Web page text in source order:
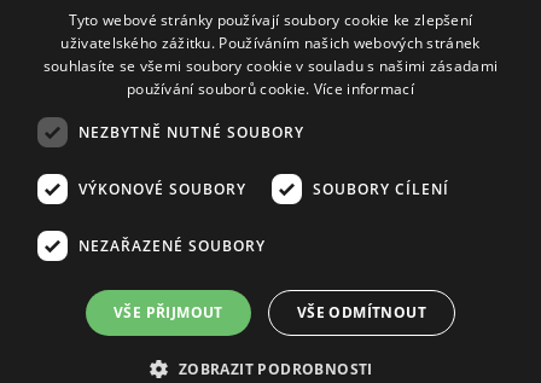
Kříženeckého nám. 322
152 00 Praha 5
IČ 416 93 311
© 2008–2026 EMPRESA MEDIA, a.s. Všechna práva vyhrazena.
Zásady ochrany osobních a dalších zpracovávaných údajů
Informace o měření sledovanosti videa ve video archivu
Nielsen Digital Measurement
. Využíváme grafické podklady z
depositphotos.com .
Tyto webové stránky používají soubory cookie ke zlepšení
uživatelského zážitku. Používáním našich webových stránek
souhlasíte se všemi soubory cookie v souladu s našimi zásadami
používání souborů cookie. Více informací
NEZBYTNĚ NUTNÉ SOUBORY
VÝKONOVÉ SOUBORY SOUBORY CÍLENÍ
NEZAŘAZENÉ SOUBORY
VŠE PŘIJMOUT VŠE ODMÍTNOUT
ZOBRAZIT PODROBNOSTI